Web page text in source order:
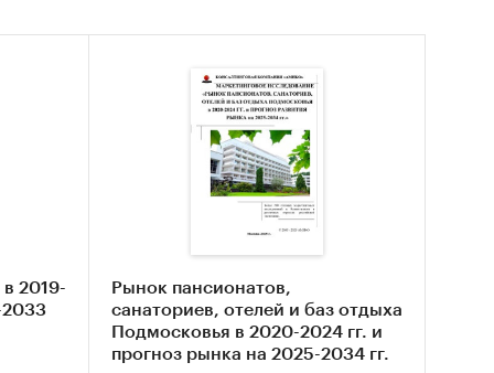
2019-
2033
Рынок пансионатов,
санаториев, отелей и баз отдыха
Подмосковья в 2020-2024 гг. и
прогноз рынка на 2025-2034 гг.